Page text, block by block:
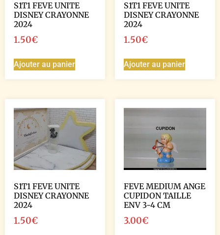
S1T1 FEVE UNITE
DISNEY CRAYONNE
2024
1.50€
Ajouter au panier
S1T1 FEVE UNITE
DISNEY CRAYONNE
2024
1.50€
Ajouter au panier
S1T1 FEVE UNITE
DISNEY CRAYONNE
2024
1.50€
FEVE MEDIUM ANGE
CUPIDON TAILLE
ENV 3-4 CM
3.00€